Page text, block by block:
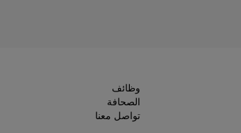
وظائف
الصحافة
تواصل معنا